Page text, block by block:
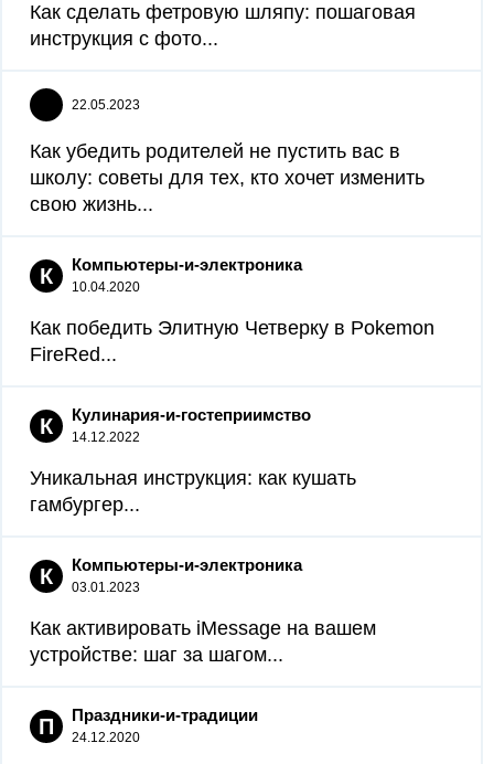
Как сделать фетровую шляпу: пошаговая
инструкция с фото...
22.05.2023
Как убедить родителей не пустить вас в
школу: советы для тех, кто хочет изменить
свою жизнь...
К Компьютеры-и-электроника
10.04.2020
Как победить Элитную Четверку в Pokemon
FireRed...
К Кулинария-и-гостеприимство
14.12.2022
Уникальная инструкция: как кушать
гамбургер...
К Компьютеры-и-электроника
03.01.2023
Как активировать iMessage на вашем
устройстве: шаг за шагом...
П Праздники-и-традиции
24.12.2020